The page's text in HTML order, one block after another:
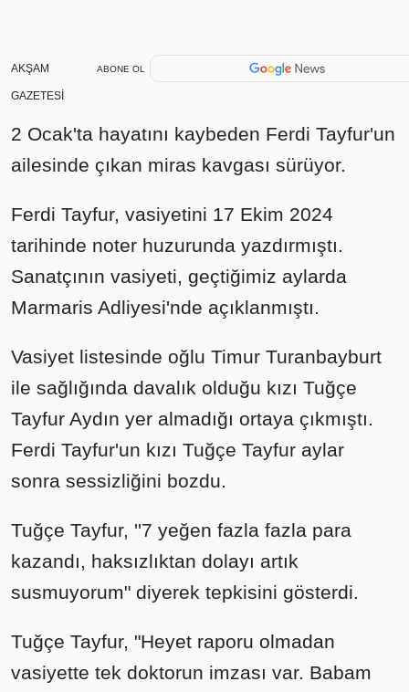
AKŞAM
GAZETESİ
ABONE OL
2 Ocak'ta hayatını kaybeden Ferdi Tayfur'un
ailesinde çıkan miras kavgası sürüyor.
Ferdi Tayfur, vasiyetini 17 Ekim 2024
tarihinde noter huzurunda yazdırmıştı.
Sanatçının vasiyeti, geçtiğimiz aylarda
Marmaris Adliyesi'nde açıklanmıştı.
Vasiyet listesinde oğlu Timur Turanbayburt
ile sağlığında davalık olduğu kızı Tuğçe
Tayfur Aydın yer almadığı ortaya çıkmıştı.
Ferdi Tayfur'un kızı Tuğçe Tayfur aylar
sonra sessizliğini bozdu.
Tuğçe Tayfur, ''7 yeğen fazla fazla para
kazandı, haksızlıktan dolayı artık
susmuyorum" diyerek tepkisini gösterdi.
Tuğçe Tayfur, "Heyet raporu olmadan
vasiyette tek doktorun imzası var. Babam